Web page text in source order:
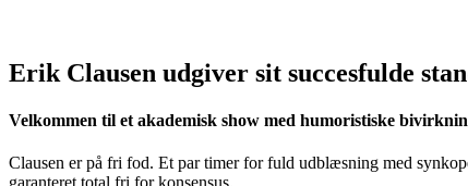
Erik Clausen udgiver sit succesfulde
Velkommen til et akademisk show med humoristiske
Clausen er på fri fod. Et par timer for fuld udblæsning med